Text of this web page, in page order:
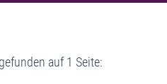
auf 1 Seite: